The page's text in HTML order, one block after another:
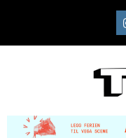
content